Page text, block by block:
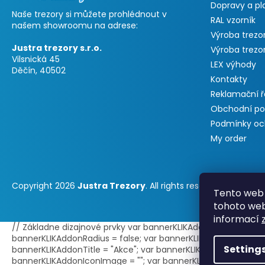
Tento
tohoto
informací
Naše trezory si můžete prohlédnout v
našem showroomu na adrese:
Justra trezory s.r.o.
Vilsnická 45
Děčín, 40502
Dopravy a
RAL vzorník
Výroba
Výroba
LEX výhody
Kontakty
Reklamační
Obchodní
Podmínky
My order
Copyright 2026 Justra Trezory. All rights reserved.
// Základne dizajnové prvky var bannerKLIKAddonPosition =
bannerKLIKAddonRadius = false; var
bannerKLIKAddonTitle = "Akce"; var bannerKLIKAddonText
bannerKLIKAddonIconImage = ""; var